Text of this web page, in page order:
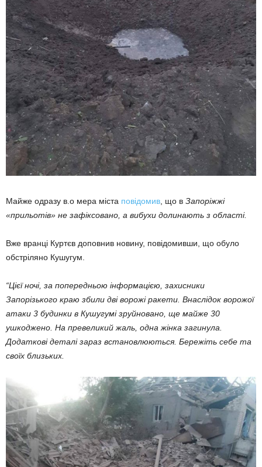
Майже одразу в.о мера міста повідомив, що в Запоріжжі
«прильотів» не зафіксовано, а вибухи долинають з області.
Вже вранці Куртєв доповнив новину, повідомивши, що обуло
обстріляно Кушугум.
“Цієї ночі, за попередньою інформацією, захисники
Запорізького краю збили дві ворожі ракети. Внаслідок ворожої
атаки 3 будинки в Кушугумі зруйновано, ще майже 30
ушкоджено. На превеликий жаль, одна жінка загинула.
Додаткові деталі зараз встановлюються. Бережіть себе та
своїх близьких.